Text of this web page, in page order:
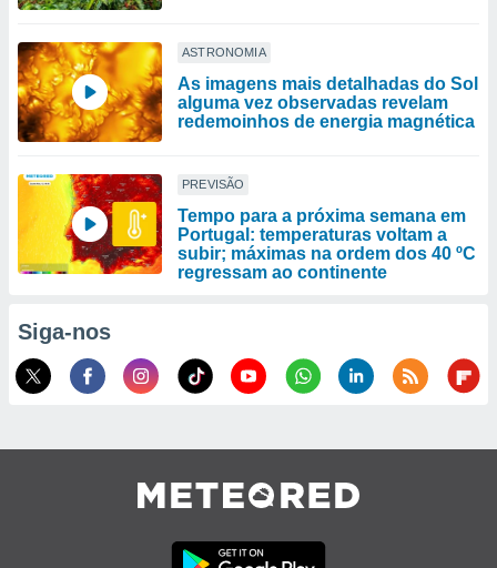
ASTRONOMIA
As imagens mais detalhadas do Sol
alguma vez observadas revelam
redemoinhos de energia magnética
PREVISÃO
Tempo para a próxima semana em
Portugal: temperaturas voltam a
subir; máximas na ordem dos 40 ºC
regressam ao continente
Siga-nos